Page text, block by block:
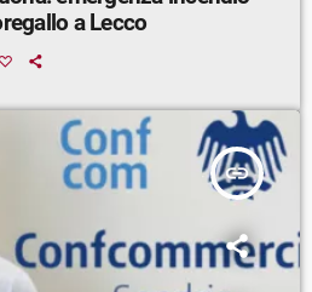
anche sul monte Moregallo a Lecco
insert_link